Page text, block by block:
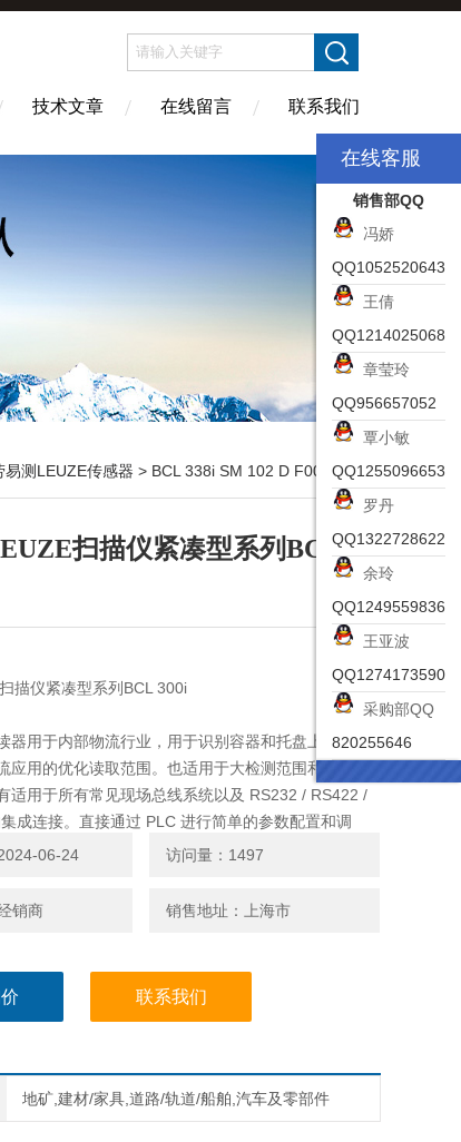
技术文章 在线留言 联系我们
易测LEUZE传感器 > BCL 338i SM 102 D F007劳易测LEUZE扫描仪紧凑型系列BCL 300i
扫描仪紧凑型系列BCL
描仪紧凑型系列BCL 300i
器用于内部物流行业，用于识别容器和托盘上的 1D
应用的优化读取范围。也适用于大检测范围和更小的
适用于所有常见现场总线系统以及 RS232 / RS422 /
成连接。直接通过 PLC 进行简单的参数配置和调
06-24 访问量：1497
销商 销售地址：上海市
联系我们
地矿,建材/家具,道路/轨道/船舶,汽车及零部件
在线客服
销售部QQ
冯娇
QQ1052520643
王倩
QQ1214025068
章莹玲
QQ956657052
覃小敏
QQ1255096653
罗丹
QQ1322728622
余玲
QQ1249559836
王亚波
QQ1274173590
采购部QQ
820255646